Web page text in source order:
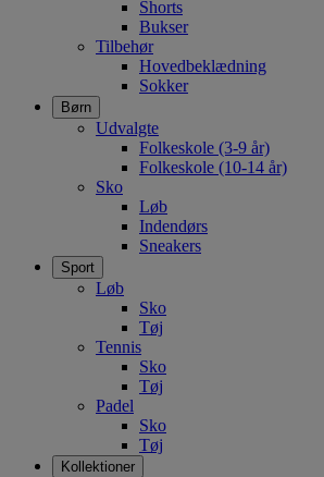
Shorts
Bukser
Tilbehør
Hovedbeklædning
Sokker
Børn
Udvalgte
Folkeskole (3-9 år)
Folkeskole (10-14 år)
Sko
Løb
Indendørs
Sneakers
Sport
Løb
Sko
Tøj
Tennis
Sko
Tøj
Padel
Sko
Tøj
Kollektioner